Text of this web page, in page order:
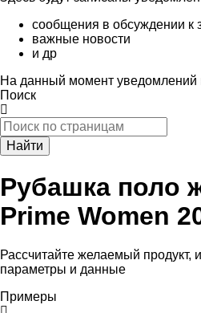
сообщения в обсуждении к
важные новости
и др
На данный момент уведомлений
Поиск
Найти
Рубашка поло
Prime Women
Рассчитайте желаемый продукт,
параметры и данные
Примеры